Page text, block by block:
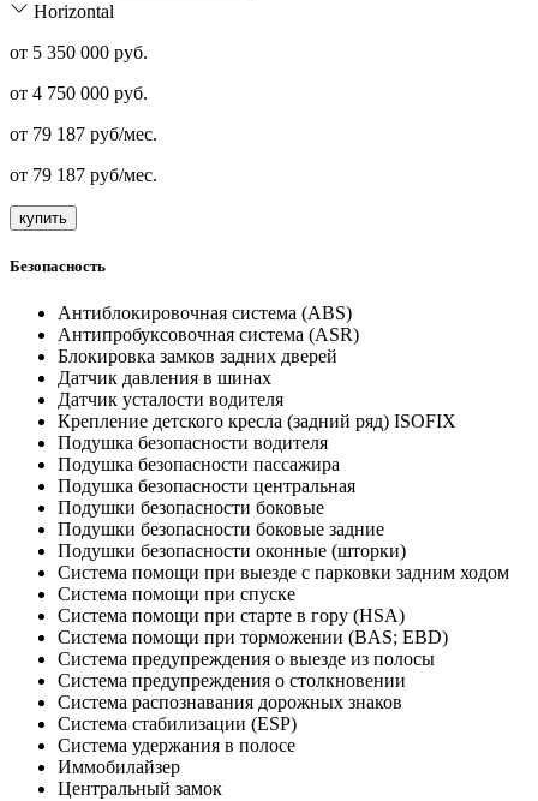
Horizontal
от 5 350 000 руб.
от 4 750 000 руб.
от 79 187 руб/мес.
от 79 187 руб/мес.
купить
Безопасность
Антиблокировочная система (ABS)
Антипробуксовочная система (ASR)
Блокировка замков задних дверей
Датчик давления в шинах
Датчик усталости водителя
Крепление детского кресла (задний ряд) ISOFIX
Подушка безопасности водителя
Подушка безопасности пассажира
Подушка безопасности центральная
Подушки безопасности боковые
Подушки безопасности боковые задние
Подушки безопасности оконные (шторки)
Система помощи при выезде с парковки задним ходом
Система помощи при спуске
Система помощи при старте в гору (HSA)
Система помощи при торможении (BAS; EBD)
Система предупреждения о выезде из полосы
Система предупреждения о столкновении
Система распознавания дорожных знаков
Система стабилизации (ESP)
Система удержания в полосе
Иммобилайзер
Центральный замок